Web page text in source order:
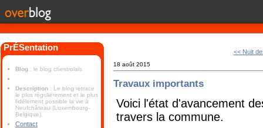
PrÉSentation
Blog : le blog chestrolais
Description : Le blog retrace
le plus régulièrement et le plus
fidèlement possible la vie à
Neufchâteau (Luxembourg-
Belgique).
Contact
<< Nuit
18 août 2015
Travaux importants
Voici l'état d'avancement
travers la commune.